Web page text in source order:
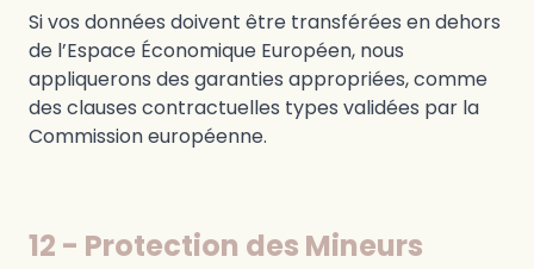
Si vos données doivent être transférées en dehors
de l’Espace Économique Européen, nous
appliquerons des garanties appropriées, comme
des clauses contractuelles types validées par la
Commission européenne.
12 - Protection des Mineurs